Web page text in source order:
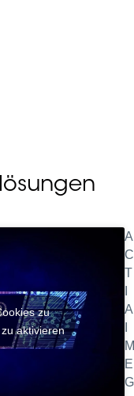
zu
aktivieren
A
C
T
A
M
E
G